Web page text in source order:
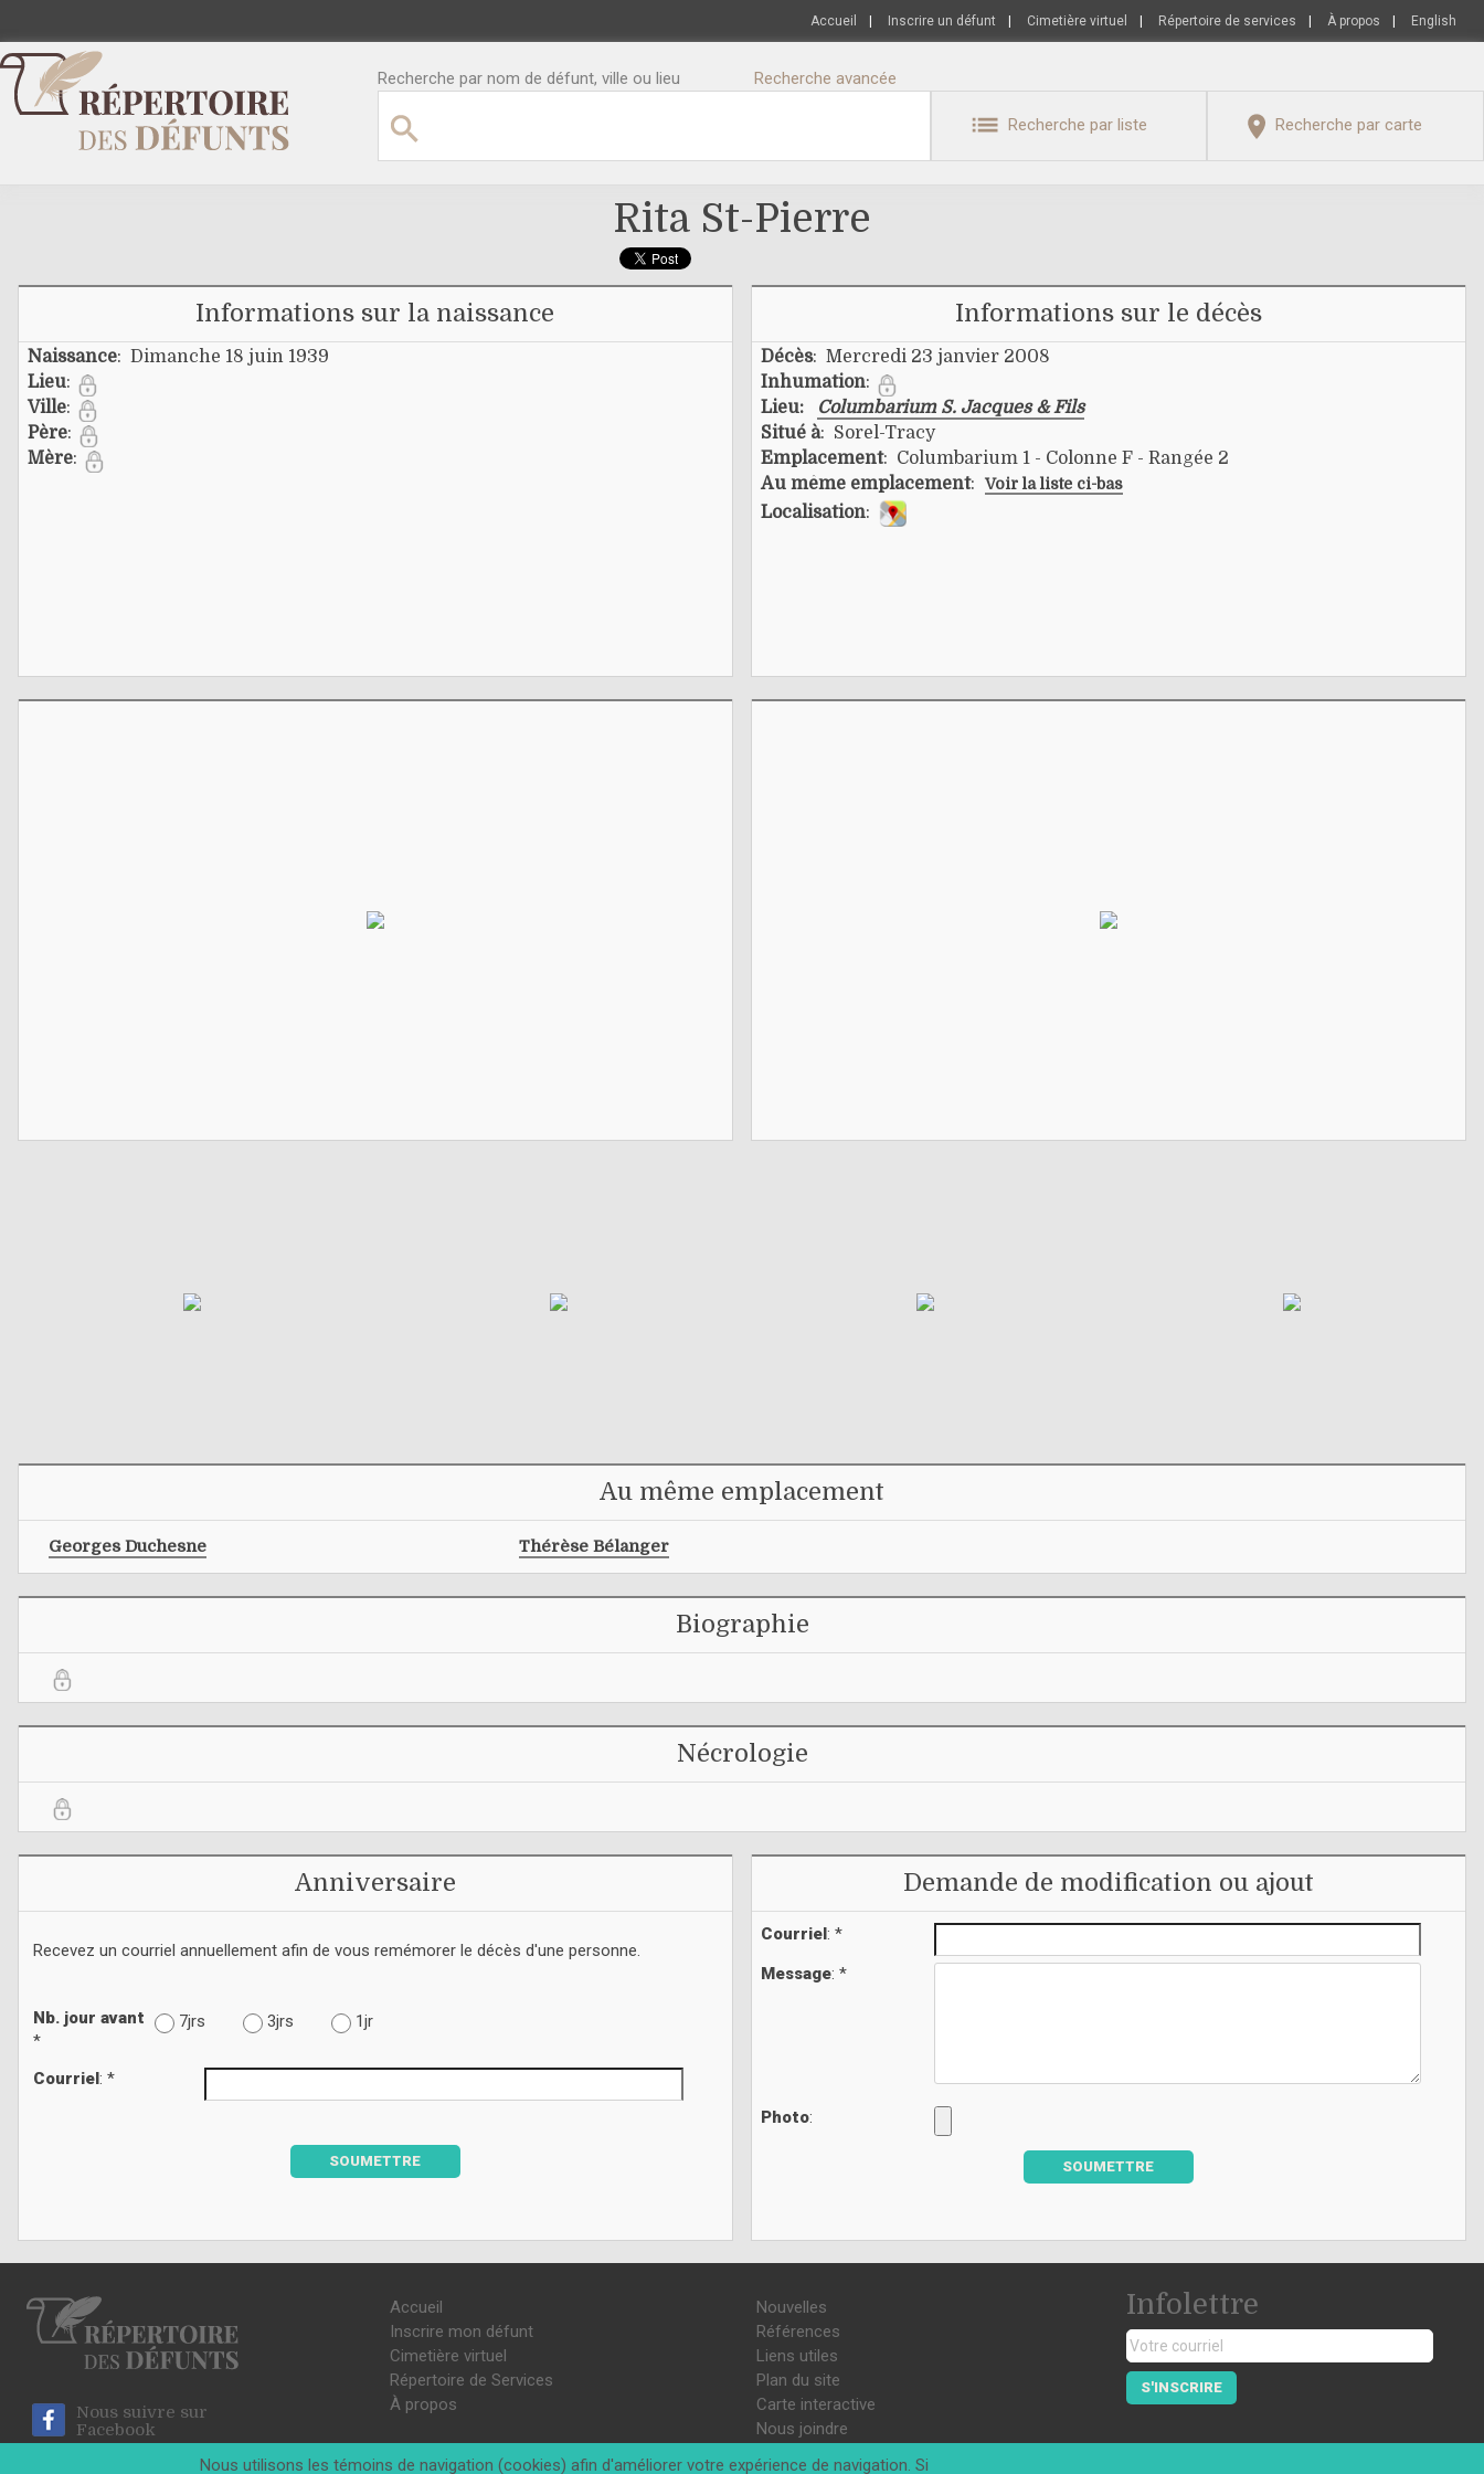
Accueil Inscrire un défunt Cimetière virtuel Répertoire de services À propos English
Recherche par nom de défunt, ville ou lieu Recherche avancée
Recherche par liste Recherche par carte
Rita St-Pierre
Informations sur la naissance
Naissance: Dimanche 18 juin 1939
Lieu:
Ville:
Père:
Mère:
Informations sur le décès
Décès: Mercredi 23 janvier 2008
Inhumation:
Lieu:
Columbarium S. Jacques & Fils
Situé à: Sorel-Tracy
Emplacement: Columbarium 1 - Colonne F - Rangée 2
Au même emplacement: Voir la liste ci-bas
Localisation:
Au même emplacement
Georges Duchesne Thérèse Bélanger
Biographie
Nécrologie
Anniversaire
Recevez un courriel annuellement afin de vous remémorer le décès d'une personne.
Nb. jour avant
*
7jrs 3jrs 1jr
Courriel: *
SOUMETTRE
Demande de modification ou ajout
Courriel: *
Message: *
Photo:
SOUMETTRE
Nous suivre sur
Facebook
Accueil
Inscrire mon défunt
Cimetière virtuel
Répertoire de Services
À propos
Nouvelles
Références
Liens utiles
Plan du site
Carte interactive
Nous joindre
Infolettre
S'INSCRIRE
Nous utilisons les témoins de navigation (cookies) afin d'améliorer votre expérience de navigation. Si